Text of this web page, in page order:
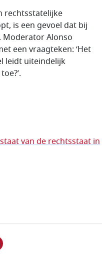
rechtsstatelijke
is een gevoel dat bij
Moderator Alonso
een vraagteken: ‘Het
leidt uiteindelijk
van de rechtsstaat in
op Facebook